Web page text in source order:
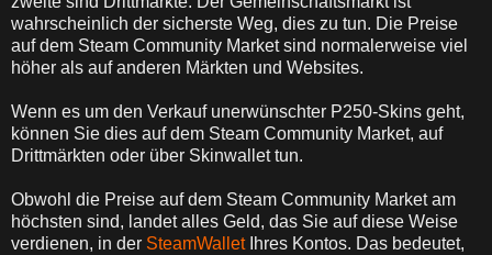
wahrscheinlich der sicherste Weg, dies zu tun. Die Preise
auf dem Steam Community Market sind normalerweise viel
höher als auf anderen Märkten und Websites.
Wenn es um den Verkauf unerwünschter P250-Skins geht,
können Sie dies auf dem Steam Community Market, auf
Drittmärkten oder über Skinwallet tun.
Obwohl die Preise auf dem Steam Community Market am
höchsten sind, landet alles Geld, das Sie auf diese Weise
verdienen, in der SteamWallet Ihres Kontos. Das bedeutet,